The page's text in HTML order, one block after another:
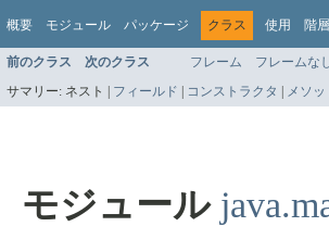
概要 モジュール パッケージ クラス 使用 階
前のクラス 次のクラス フレーム フレームな
サマリー: ネスト | フィールド | コンストラクタ | メソッ
モジュール